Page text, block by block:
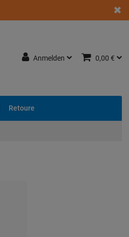
Anmelden 0,00 €
Retoure